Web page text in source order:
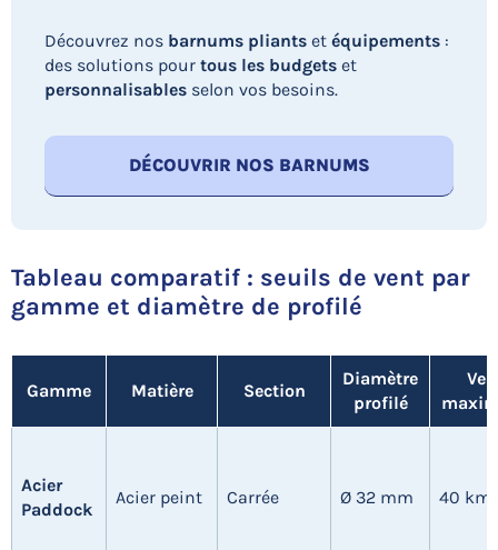
Découvrez nos barnums pliants et équipements :
des solutions pour tous les budgets et
personnalisables selon vos besoins.
DÉCOUVRIR NOS BARNUMS
Tableau comparatif : seuils de vent par
gamme et diamètre de profilé
Gamme Matière Section
Diamètre
profilé
Acier
Paddock
Acier peint Carrée Ø 32 mm 40